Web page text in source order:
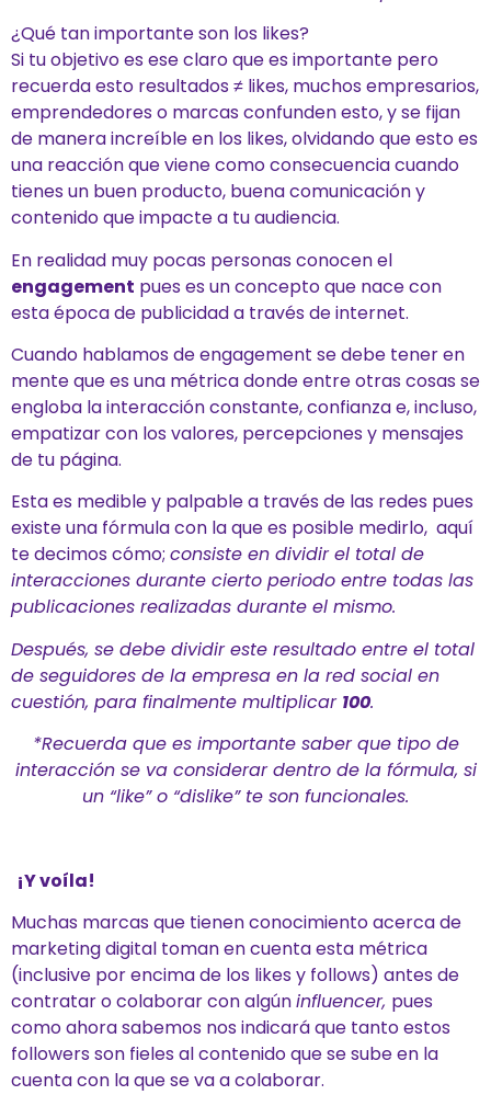
¿Qué tan importante son los likes?
Si tu objetivo es ese claro que es importante pero
recuerda esto resultados ≠ likes, muchos empresarios,
emprendedores o marcas confunden esto, y se fijan
de manera increíble en los likes, olvidando que esto es
una reacción que viene como consecuencia cuando
tienes un buen producto, buena comunicación y
contenido que impacte a tu audiencia.
En realidad muy pocas personas conocen el
engagement pues es un concepto que nace con
esta época de publicidad a través de internet.
Cuando hablamos de engagement se debe tener en
mente que es una métrica donde entre otras cosas se
engloba la interacción constante, confianza e, incluso,
empatizar con los valores, percepciones y mensajes
de tu página.
Esta es medible y palpable a través de las redes pues
existe una fórmula con la que es posible medirlo, aquí
te decimos cómo; consiste en dividir el total de
interacciones durante cierto periodo entre todas las
publicaciones realizadas durante el mismo.
Después, se debe dividir este resultado entre el total
de seguidores de la empresa en la red social en
cuestión, para finalmente multiplicar 100.
*Recuerda que es importante saber que tipo de
interacción se va considerar dentro de la fórmula, si
un “like” o “dislike” te son funcionales.
¡Y voíla!
Muchas marcas que tienen conocimiento acerca de
marketing digital toman en cuenta esta métrica
(inclusive por encima de los likes y follows) antes de
contratar o colaborar con algúninfluencer, pues
como ahora sabemos nos indicará que tanto estos
followers son fieles al contenido que se sube en la
cuenta con la que se va a colaborar.